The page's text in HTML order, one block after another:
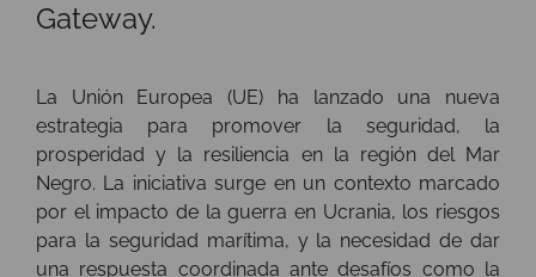
Gateway.
La Unión Europea (UE) ha lanzado una nueva
estrategia para promover la seguridad, la
prosperidad y la resiliencia en la región del Mar
Negro. La iniciativa surge en un contexto marcado
por el impacto de la guerra en Ucrania, los riesgos
para la seguridad marítima, y la necesidad de dar
una respuesta coordinada ante desafíos como la